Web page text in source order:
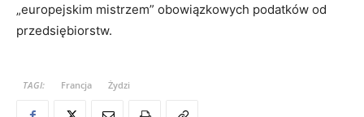
„europejskim mistrzem” obowiązkowych podatków od
przedsiębiorstw.
TAGI: Francja Żydzi